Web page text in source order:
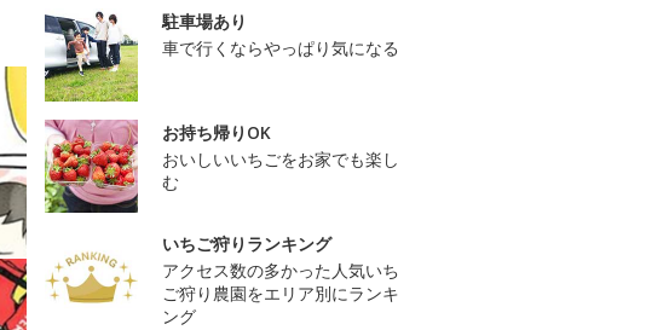
駐車場あり
車で行くならやっぱり気になる
お持ち帰りOK
おいしいいちごをお家でも楽し
む
いちご狩りランキング
アクセス数の多かった人気いち
ご狩り農園をエリア別にランキ
ング